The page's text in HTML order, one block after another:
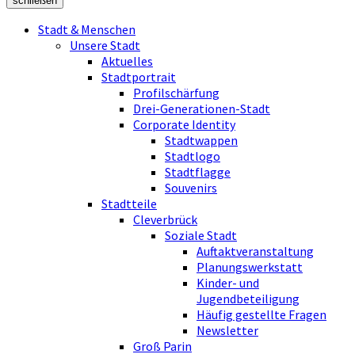
Stadt & Menschen
Unsere Stadt
Aktuelles
Stadtportrait
Profilschärfung
Drei-Generationen-Stadt
Corporate Identity
Stadtwappen
Stadtlogo
Stadtflagge
Souvenirs
Stadtteile
Cleverbrück
Soziale Stadt
Auftaktveranstaltung
Planungswerkstatt
Kinder- und
Jugendbeteiligung
Häufig gestellte Fragen
Newsletter
Groß Parin